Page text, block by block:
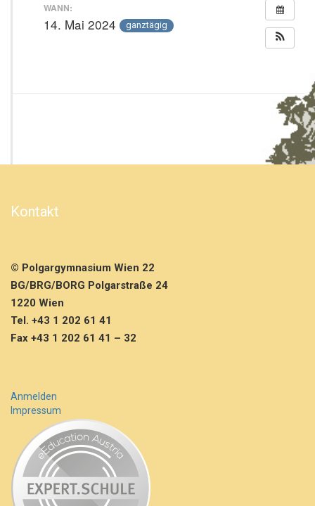
WANN:
14. Mai 2024 ganztägig
Kontakt
© Polgargymnasium Wien 22
BG/BRG/BORG Polgarstraße 24
1220 Wien
Tel. +43 1 202 61 41
Fax +43 1 202 61 41 – 32
Anmelden
Impressum